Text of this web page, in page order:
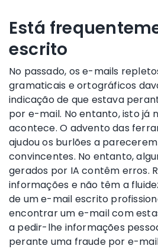
Está
escrito
No passado, os e-mails
gramaticais e ortográficos
indicação de que estava
por e-mail. No entanto, isto já
acontece. O advento das
ajudou os burlões a
convincentes. No entanto,
gerados por IA contêm erros.
informações e não têm a
de um e-mail escrito
encontrar um e-mail com
a pedir-lhe informações
perante uma fraude por e-